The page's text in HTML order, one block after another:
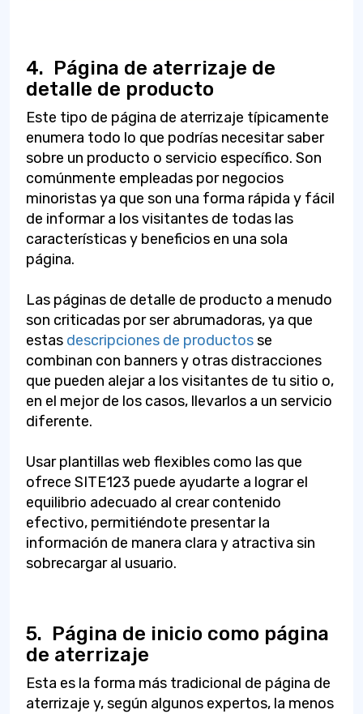
4. Página de aterrizaje de
detalle de producto
Este tipo de página de aterrizaje típicamente
enumera todo lo que podrías necesitar saber
sobre un producto o servicio específico. Son
comúnmente empleadas por negocios
minoristas ya que son una forma rápida y fácil
de informar a los visitantes de todas las
características y beneficios en una sola
página.
Las páginas de detalle de producto a menudo
son criticadas por ser abrumadoras, ya que
estas descripciones de productosse
combinan con banners y otras distracciones
que pueden alejar a los visitantes de tu sitio o,
en el mejor de los casos, llevarlos a un servicio
diferente.
Usar plantillas web flexibles como las que
ofrece SITE123 puede ayudarte a lograr el
equilibrio adecuado al crear contenido
efectivo, permitiéndote presentar la
información de manera clara y atractiva sin
sobrecargar al usuario.
5. Página de inicio como página
de aterrizaje
Esta es la forma más tradicional de página de
aterrizaje y, según algunos expertos, la menos